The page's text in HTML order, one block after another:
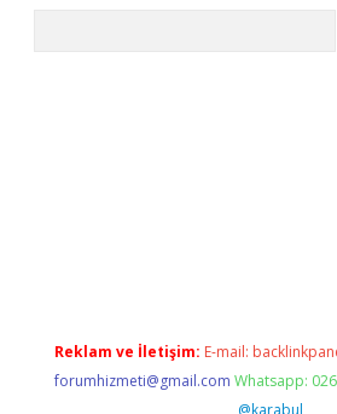
Reklam ve İletişim: E-mail:
forumhizmeti@gmail.com Whatsapp:
@karabul